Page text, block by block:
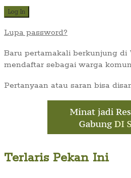
Lupa password?
Baru pertamakali berkunjung di
mendaftar sebagai warga
Pertanyaan atau saran bisa
Terlaris Pekan Ini